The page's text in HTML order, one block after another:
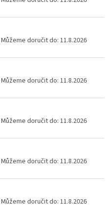
Můžeme doručit do: 11.8.2026
Můžeme doručit do: 11.8.2026
Můžeme doručit do: 11.8.2026
Můžeme doručit do: 11.8.2026
Můžeme doručit do: 11.8.2026